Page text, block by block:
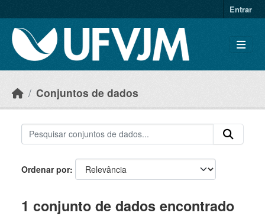
Entrar
Conjuntos de dados
Ordenar por
1 conjunto de dados encontrado